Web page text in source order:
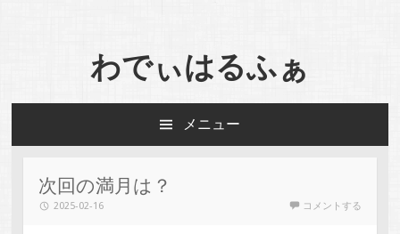
わでぃはるふぁ
メニュー
次回の満月は？
2025-02-16 コメントする